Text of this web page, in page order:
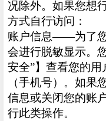
况除外。如果您想
方式自行访问：
账户信息——为了
会进行脱敏显示。
安全”】查看您的
（手机号）。如果
信息或关闭您的账
行此类操作。